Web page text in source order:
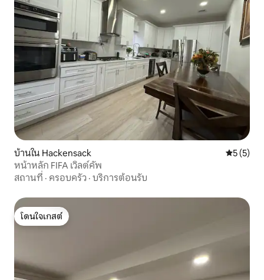
บ้านใน Hackensack คะแนนเฉ
5 (5)
หน้าหลัก FIFA เวิลด์คัพ
สถานที่ · ครอบครัว · บริการต้อนรับ
โดนใจเกสต์
โดนใจเกสต์